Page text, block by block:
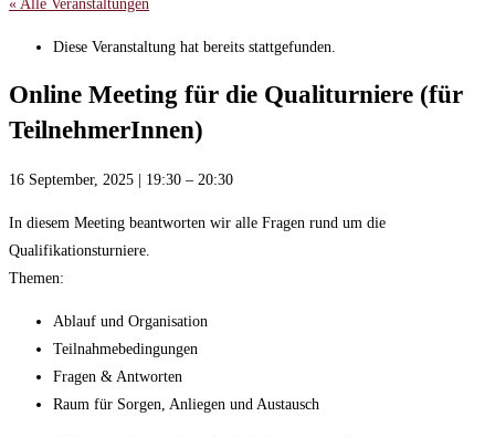
« Alle Veranstaltungen
Diese Veranstaltung hat bereits stattgefunden.
Online Meeting für die Qualiturniere (für
TeilnehmerInnen)
16 September, 2025 | 19:30 – 20:30
In diesem Meeting beantworten wir alle Fragen rund um die
Qualifikationsturniere.
Themen:
Ablauf und Organisation
Teilnahmebedingungen
Fragen & Antworten
Raum für Sorgen, Anliegen und Austausch